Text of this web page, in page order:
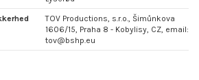
TOV Productions, s.r.o., Šimůnkova
1606/15, Praha 8 - Kobylisy, CZ, email:
tov@bshp.eu